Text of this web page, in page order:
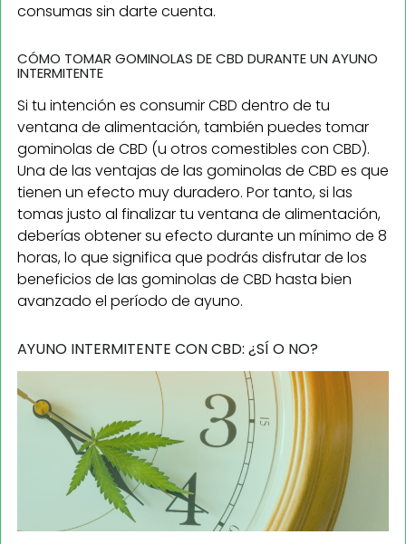
consumas sin darte cuenta.
CÓMO TOMAR GOMINOLAS DE CBD DURANTE UN AYUNO
INTERMITENTE
Si tu intención es consumir CBD dentro de tu
ventana de alimentación, también puedes tomar
gominolas de CBD (u otros comestibles con CBD).
Una de las ventajas de las gominolas de CBD es que
tienen un efecto muy duradero. Por tanto, si las
tomas justo al finalizar tu ventana de alimentación,
deberías obtener su efecto durante un mínimo de 8
horas, lo que significa que podrás disfrutar de los
beneficios de las gominolas de CBD hasta bien
avanzado el período de ayuno.
AYUNO INTERMITENTE CON CBD: ¿SÍ O NO?